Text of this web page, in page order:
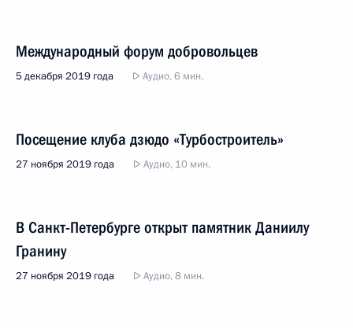
Международный форум добровольцев
5 декабря 2019 года Аудио, 6 мин.
Посещение клуба дзюдо «Турбостроитель»
27 ноября 2019 года Аудио, 10 мин.
В Санкт-Петербурге открыт памятник Даниилу
Гранину
27 ноября 2019 года Аудио, 8 мин.